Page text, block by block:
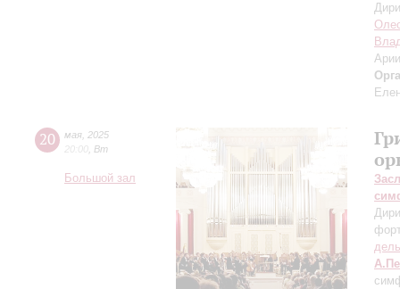
20 мая 2025
Вт
Большой зал